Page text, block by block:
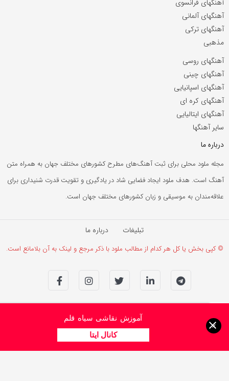
آهنگهای فرانسوی
آهنگهای آلمانی
آهنگهای ترکی
مذهبی
آهنگهای روسی
آهنگهای چینی
آهنگهای اسپانیایی
آهنگهای کره ای
آهنگهای ایتالیایی
سایر آهنگها
درباره ما
مجله ملود محلی برای ثبت آهنگ‌های مطرح کشورهای مختلف جهان به همراه متن
آهنگ است. هدف ملود ایجاد فضایی شاد در یادگیری و تقویت قدرت شنیداری برای
علاقه‌مندان به موسیقی و زبان کشورهای مختلف جهان است.
تبلیغات درباره ما
© کپی بخش یا کل هر کدام از مطالب ملود با ذکر مرجع و لینک به آن بلامانع است.
آموزش نقاشی سیاه قلم
کانال ایتا
×